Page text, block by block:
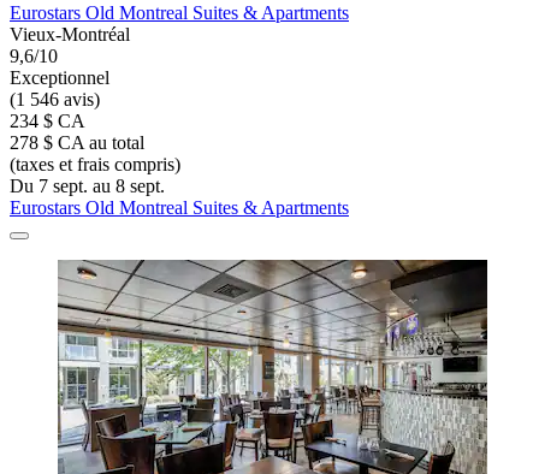
Eurostars Old Montreal Suites & Apartments
Vieux-Montréal
9,6/10
Exceptionnel
(1 546 avis)
234 $ CA
278 $ CA au total
(taxes et frais compris)
Du 7 sept. au 8 sept.
Eurostars Old Montreal Suites & Apartments